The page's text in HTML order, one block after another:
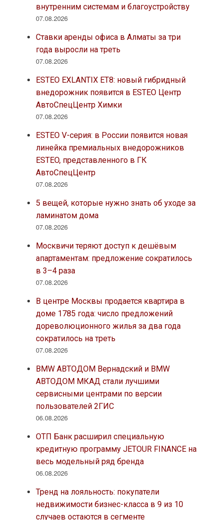
внутренним системам и благоустройству
07.08.2026
Ставки аренды офиса в Алматы за три
года выросли на треть
07.08.2026
ESTEO EXLANTIX ET8: новый гибридный
внедорожник появится в ESTEO Центр
АвтоСпецЦентр Химки
07.08.2026
ESTEO V-серия: в России появится новая
линейка премиальных внедорожников
ESTEO, представленного в ГК
АвтоСпецЦентр
07.08.2026
5 вещей, которые нужно знать об уходе за
ламинатом дома
07.08.2026
Москвичи теряют доступ к дешёвым
апартаментам: предложение сократилось
в 3–4 раза
07.08.2026
В центре Москвы продается квартира в
доме 1785 года: число предложений
дореволюционного жилья за два года
сократилось на треть
07.08.2026
BMW АВТОДОМ Вернадский и BMW
АВТОДОМ МКАД стали лучшими
сервисными центрами по версии
пользователей 2ГИС
06.08.2026
ОТП Банк расширил специальную
кредитную программу JETOUR FINANCE на
весь модельный ряд бренда
06.08.2026
Тренд на лояльность: покупатели
недвижимости бизнес-класса в 9 из 10
случаев остаются в сегменте